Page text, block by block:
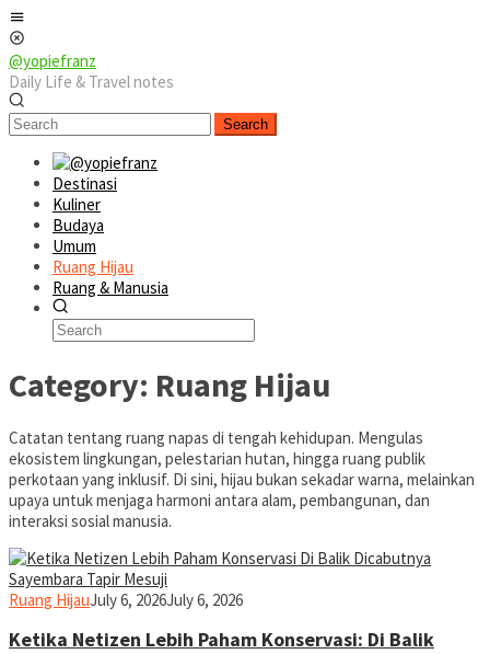
Skip
to
content
@yopiefranz
Daily Life & Travel notes
Search
Destinasi
Kuliner
Budaya
Umum
Ruang Hijau
Ruang & Manusia
Category: Ruang Hijau
Catatan tentang ruang napas di tengah kehidupan. Mengulas
ekosistem lingkungan, pelestarian hutan, hingga ruang publik
perkotaan yang inklusif. Di sini, hijau bukan sekadar warna, melainkan
upaya untuk menjaga harmoni antara alam, pembangunan, dan
interaksi sosial manusia.
Ruang Hijauyopiefranz
July 6, 2026July 6, 2026
Ketika Netizen Lebih Paham Konservasi: Di Balik